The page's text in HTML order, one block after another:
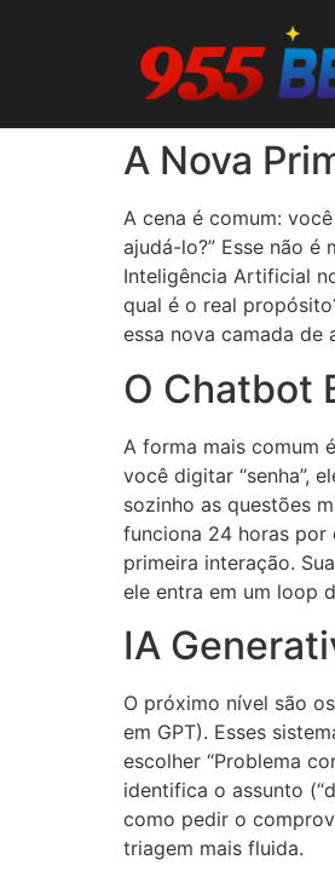
A Nova
A cena é comum:
ajudá-lo?” Esse não
Inteligência Artificial
qual é o real
essa nova camada de
O Chatbot
A forma mais comum
você digitar “senha”,
sozinho as questões
funciona 24 horas por
primeira interação.
ele entra em um loop
IA
O próximo nível são
em GPT). Esses
escolher “Problema
identifica o assunto
como pedir o
triagem mais fluida.